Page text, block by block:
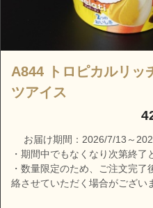
東京都江戸川区船堀３丁目
東京都江戸川区船堀４丁目
東京都江戸川区船堀５丁目
東京都江戸川区船堀６丁目
東京都江戸川区船堀７丁目
東京都江戸川区南葛西１丁
東京都江戸川区南葛西２丁
東京都江戸川区南葛西３丁
東京都江戸川区南葛西４丁
A844 トロピカルリッ
ツアイス
お届け期間：2026/7/13～
・期間中でもなくなり次第終了
・数量限定のため、ご注文完了
絡させていただく場合がござい